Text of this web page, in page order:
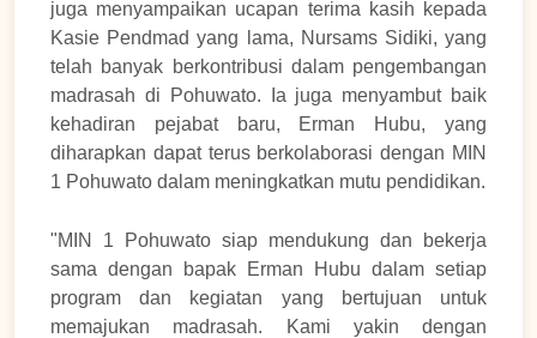
juga menyampaikan ucapan terima kasih kepada
Kasie Pendmad yang lama, Nursams Sidiki, yang
telah banyak berkontribusi dalam pengembangan
madrasah di Pohuwato. Ia juga menyambut baik
kehadiran pejabat baru, Erman Hubu, yang
diharapkan dapat terus berkolaborasi dengan MIN
1 Pohuwato dalam meningkatkan mutu pendidikan.
"MIN 1 Pohuwato siap mendukung dan bekerja
sama dengan bapak Erman Hubu dalam setiap
program dan kegiatan yang bertujuan untuk
memajukan madrasah. Kami yakin dengan